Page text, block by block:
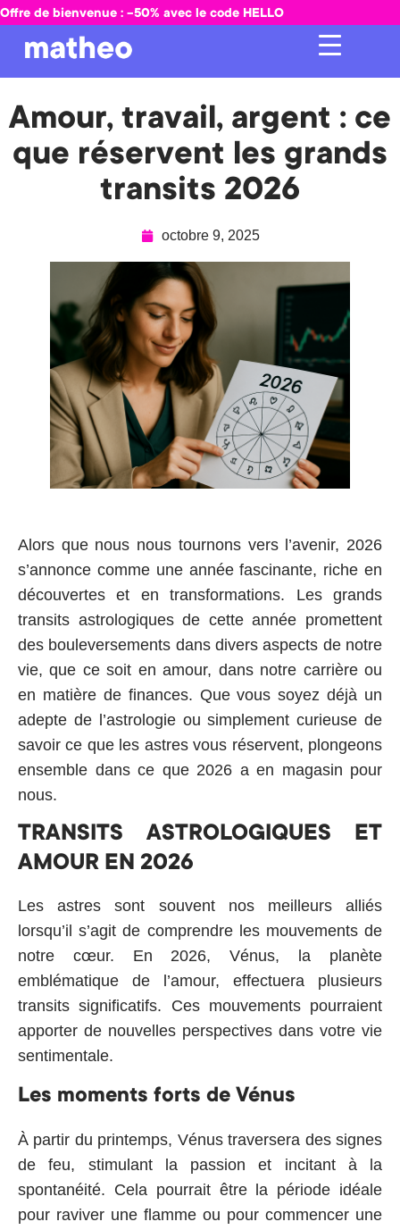
Offre de bienvenue : -50% avec le code HELLO
Amour, travail, argent : ce
que réservent les grands
transits 2026
octobre 9, 2025
Alors que nous nous tournons vers l’avenir, 2026
s’annonce comme une année fascinante, riche en
découvertes et en transformations. Les grands
transits astrologiques de cette année promettent
des bouleversements dans divers aspects de notre
vie, que ce soit en amour, dans notre carrière ou
en matière de finances. Que vous soyez déjà un
adepte de l’astrologieou simplement curieuse de
savoir ce que les astres vous réservent, plongeons
ensemble dans ce que 2026 a en magasin pour
nous.
TRANSITS ASTROLOGIQUES ET
AMOUR EN 2026
Les astres sont souvent nos meilleurs alliés
lorsqu’il s’agit de comprendre les mouvements de
notre cœur. En 2026, Vénus, la planète
emblématique de l’amour, effectuera plusieurs
transits significatifs. Ces mouvements pourraient
apporter de nouvelles perspectives dans votre vie
sentimentale.
Les moments forts de Vénus
À partir du printemps, Vénus traversera des signes
de feu, stimulant la passion et incitant à la
spontanéité. Cela pourrait être la période idéale
pour raviver une flamme ou pour commencer une